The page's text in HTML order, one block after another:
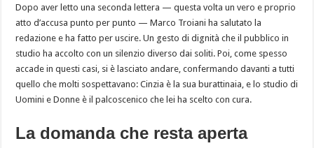
Dopo aver letto una seconda lettera — questa volta un vero e proprio
atto d’accusa punto per punto — Marco Troiani ha salutato la
redazione e ha fatto per uscire. Un gesto di dignità che il pubblico in
studio ha accolto con un silenzio diverso dai soliti. Poi, come spesso
accade in questi casi, si è lasciato andare, confermando davanti a tutti
quello che molti sospettavano: Cinzia è la sua burattinaia, e lo studio di
Uomini e Donne è il palcoscenico che lei ha scelto con cura.
La domanda che resta aperta